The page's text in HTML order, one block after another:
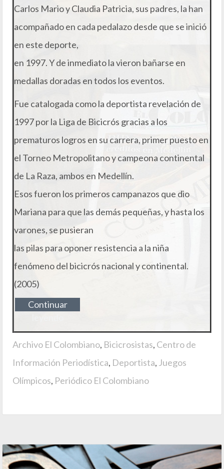
Carlos Mario y Claudia Patricia, sus padres, la han
acompañado en cada pedalazo desde que se inició
en este deporte,
en 1997. Y de inmediato la vieron bañarse en
medallas doradas en todos los eventos.
Fue catalogada como la deportista revelación de
1997 por la Liga de Bicicrós gracias a los
prematuros logros en su carrera, primer puesto en
el Torneo Metropolitano y campeona continental
de La Raza, ambos en Medellín.
Esos fueron los primeros campanazos que dio
Mariana para que las demás pequeñas, y hasta los
varones, se pusieran
las pilas para oponer resistencia a la niña
fenómeno del bicicrós nacional y continental.
(2005)
Continuar
Archivo El Colombiano, Bicicrosistas, Centro de
Información Periodística, Deportista, Juegos
Olímpicos, Periódico El Colombiano